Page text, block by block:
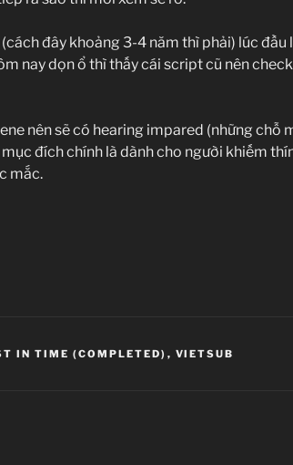
đây khoảng 3-4 năm thì phải) lúc đầu
nay dọn ổ thì thấy cái script cũ nên check
nên sẽ có hearing impared (những chỗ
đích chính là dành cho người khiếm
mắc.
IN TIME (COMPLETED) , VIETSUB